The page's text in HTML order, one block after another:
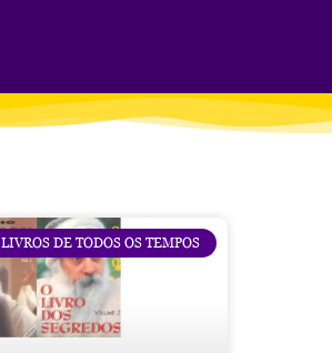
LIVROS DE TODOS OS TEMPOS